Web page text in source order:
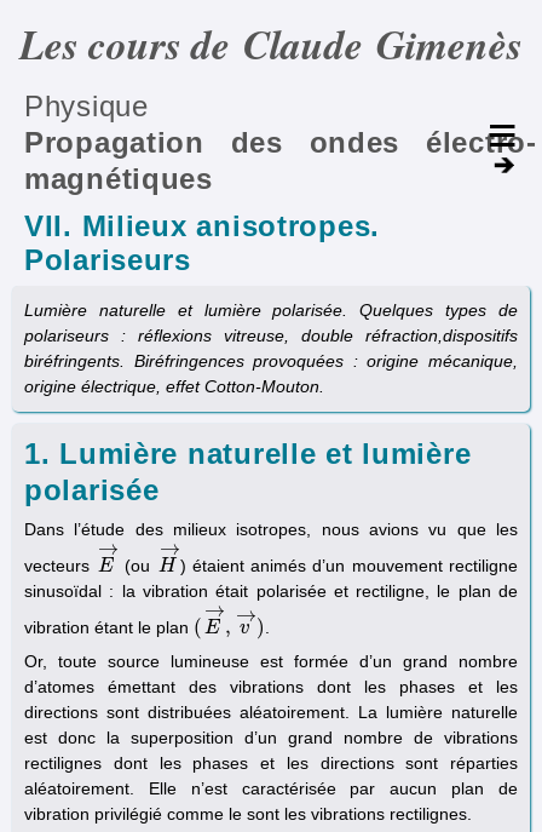
Les cours de Claude Gimenès
Physique
Propagation des ondes électro­
magnétiques
VII. Milieux anisotropes.
Polariseurs
Lumière naturelle et lumière polarisée. Quelques types de
polariseurs : réflexions vitreuse, double réfraction,dispositifs
biréfringents. Biréfringences provoquées : origine mécanique,
origine électrique, effet Cotton-Mouton.
1. Lumière naturelle et lumière
polarisée
Dans l’étude des milieux isotropes, nous avions vu que les
vecteurs E
→
E→ (ou H
→
H→) étaient animés d’un mouvement rectiligne
sinusoïdal : la vibration était polarisée et rectiligne, le plan de
vibration étant le plan ( E
→
, v
→
)
( E→, v→ )
Or, toute source lumineuse est formée d’un grand nombre
d’atomes émettant des vibrations dont les phases et les
directions sont distribuées aléatoirement. La lumière naturelle
est donc la superposition d’un grand nombre de vibrations
rectilignes dont les phases et les directions sont réparties
aléatoirement. Elle n’est caractérisée par aucun plan de
vibration privilégié comme le sont les vibrations rectilignes.